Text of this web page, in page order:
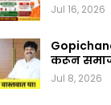
Jul 16, 2026
करून
Jul 8, 2026